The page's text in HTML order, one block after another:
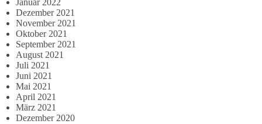
Januar 2022
Dezember 2021
November 2021
Oktober 2021
September 2021
August 2021
Juli 2021
Juni 2021
Mai 2021
April 2021
März 2021
Dezember 2020